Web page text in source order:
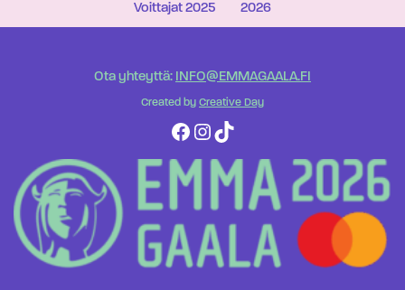
Voittajat 2025
2026
Ota yhteyttä: INFO@EMMAGAALA.FI
Created by Creative Day